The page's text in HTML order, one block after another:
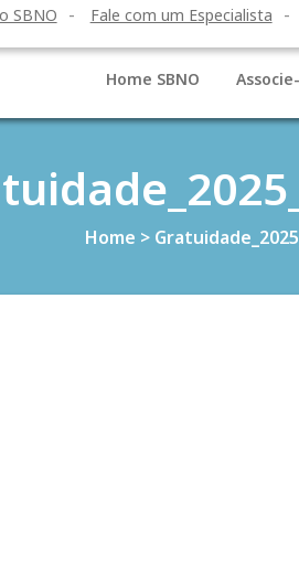
SBNO Fale com um Especialista
Home SBNO
Home >